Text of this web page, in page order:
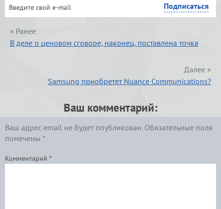
« Ранее
В деле о ценовом сговоре, наконец, поставлена точка
Далее »
Samsung приобретет Nuance Communications?
Ваш комментарий:
Ваш адрес email не будет опубликован. Обязательные поля
помечены *
Комментарий *